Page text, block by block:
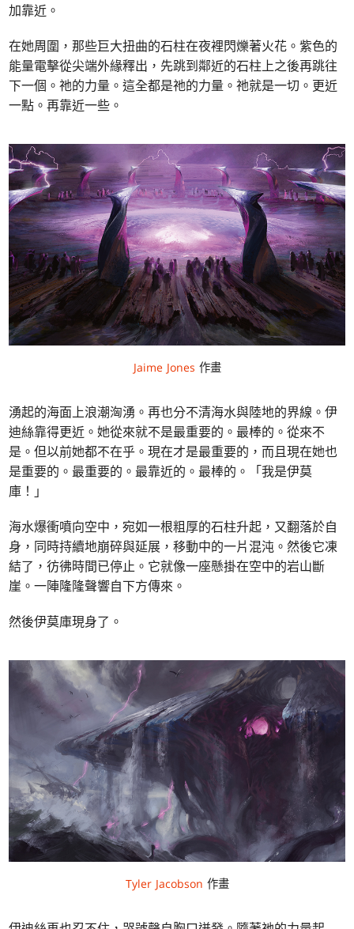
加靠近。
在她周圍，那些巨大扭曲的石柱在夜裡閃爍著火花。紫色的
能量電擊從尖端外緣釋出，先跳到鄰近的石柱上之後再跳往
下一個。祂的力量。這全都是祂的力量。祂就是一切。更近
一點。再靠近一些。
Jaime Jones 作畫
湧起的海面上浪潮洶湧。再也分不清海水與陸地的界線。伊
迪絲靠得更近。她從來就不是最重要的。最棒的。從來不
是。但以前她都不在乎。現在才是最重要的，而且現在她也
是重要的。最重要的。最靠近的。最棒的。「我是伊莫
庫！」
海水爆衝噴向空中，宛如一根粗厚的石柱升起，又翻落於自
身，同時持續地崩碎與延展，移動中的一片混沌。然後它凍
結了，彷彿時間已停止。它就像一座懸掛在空中的岩山斷
崖。一陣隆隆聲響自下方傳來。
然後伊莫庫現身了。
Tyler Jacobson 作畫